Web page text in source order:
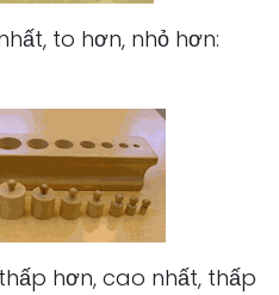
to hơn, nhỏ hơn:
hơn, cao nhất, thấp